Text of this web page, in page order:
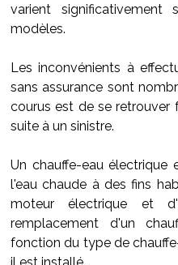
varient
modèles.
Les inconvénients à
sans assurance sont
courus est de se retrouver
suite à un sinistre.
Un chauffe-eau électrique
l'eau chaude à des fins
moteur électrique et
remplacement d'un
fonction du type de